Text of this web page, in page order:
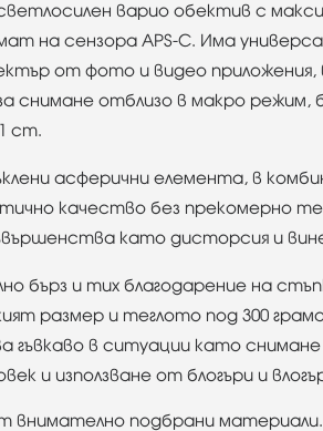
светлосилен варио обектив с
на сензора APS-C. Има
от фото и видео
снимане отблизо в макро режим,
cm.
асферични елемента, в
качество без прекомерно
като дисторсия и
бърз и тих благодарение на
размер и теглото под 300
гъвкаво в ситуации като
и използване от блогъри и
внимателно подбрани